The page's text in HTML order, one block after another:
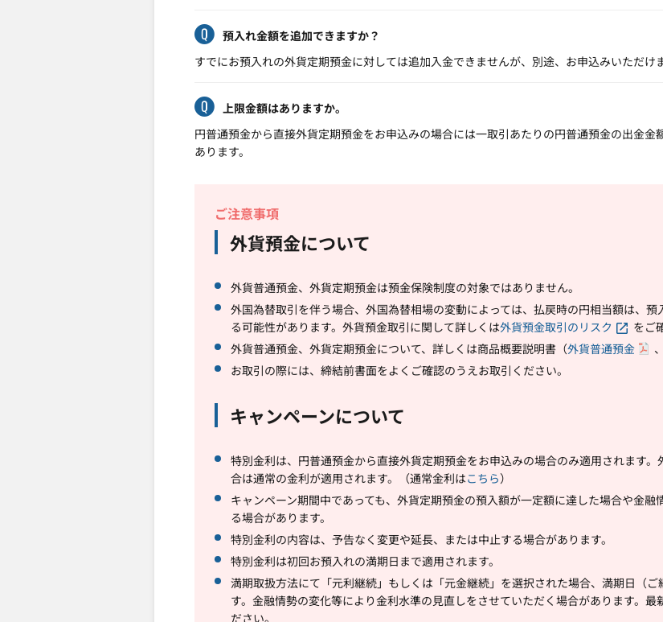
預入れ金額を追加できますか？
すでにお預入れの外貨定期預金に対しては追加入金できませんが、別途、お申込みいただけま
上限金額はありますか。
円普通預金から直接外貨定期預金をお申込みの場合には一取引あたりの円普通預金の出金
あります。
ご注意事項
外貨預金について
外貨普通預金、外貨定期預金は預金保険制度の対象ではありません。
外国為替取引を伴う場合、外国為替相場の変動によっては、払戻時の円相当額は、
る可能性があります。外貨預金取引に関して詳しくは外貨預金取引のリスク
をご
外貨普通預金、外貨定期預金について、詳しくは商品概要説明書（外貨普通預金 、
お取引の際には、締結前書面をよくご確認のうえお取引ください。
キャンペーンについて
特別金利は、円普通預金から直接外貨定期預金をお申込みの場合のみ適用されます
合は通常の金利が適用されます。（通常金利はこちら）
キャンペーン期間中であっても、外貨定期預金の預入額が一定額に達した場合や金
る場合があります。
特別金利の内容は、予告なく変更や延長、または中止する場合があります。
特別金利は初回お預入れの満期日まで適用されます。
満期取扱方法にて「元利継続」もしくは「元金継続」を選択された場合、満期日（
す。金融情勢の変化等により金利水準の見直しをさせていただく場合があります。最
ださい。